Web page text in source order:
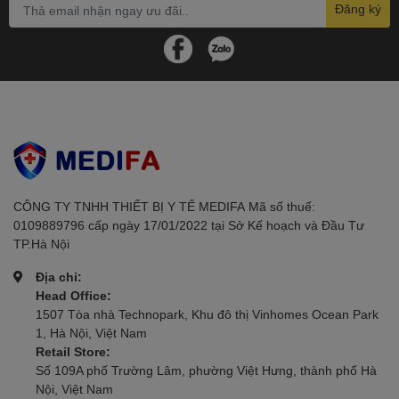
Niacinamide (Vitamin B3)
Hiệu quả làm sạch tốt
Không gây bít tắc lỗ chân lông
Được khuyên dùng bởi chuyên gia
Không chứa hương liệu
Không chứa xà phòng
Cách sử dụng
1. Cách sử dụng thông thường (với nước)
Làm ướt mặt bằng nước ấm
Đăng ký
CÔNG TY TNHH THIẾT BỊ Y TẾ MEDIFAㅤㅤㅤㅤㅤㅤㅤ Mã số thuế:
0109889796 cấp ngày 17/01/2022 tại Sở Kế hoạch và Đầu Tư
TP.Hà Nội
Địa chỉ:
Head Office:
1507 Tòa nhà Technopark, Khu đô thị Vinhomes Ocean Park
1, Hà Nội, Việt Nam
Retail Store:
Số 109A phố Trường Lâm, phường Việt Hưng, thành phố Hà
Nội, Việt Nam